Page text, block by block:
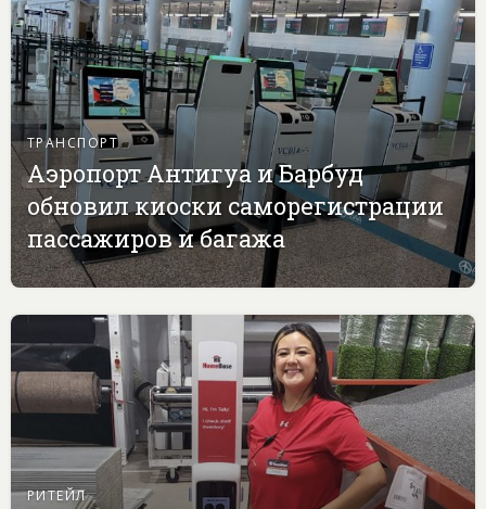
ТРАНСПОРТ
Аэропорт Антигуа и Барбуд
обновил киоски саморегистрации
пассажиров и багажа
РИТЕЙЛ